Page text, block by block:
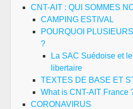
CNT-AIT : QUI SOMMES
CAMPING ESTIVAL
POURQUOI
?
La SAC Suédoise et
libertaire
TEXTES DE BASE ET
What is CNT-AIT France
CORONAVIRUS